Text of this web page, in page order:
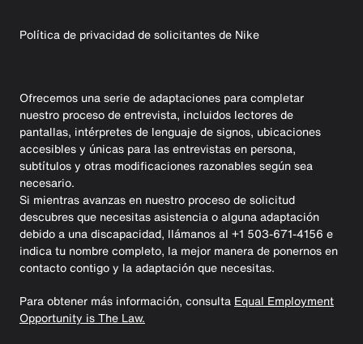
Política de privacidad de solicitantes de Nike
Ofrecemos una serie de adaptaciones para completar
nuestro proceso de entrevista, incluidos lectores de
pantallas, intérpretes de lenguaje de signos, ubicaciones
accesibles y únicas para las entrevistas en persona,
subtítulos y otras modificaciones razonables según sea
necesario.
Si mientras avanzas en nuestro proceso de solicitud
descubres que necesitas asistencia o alguna adaptación
debido a una discapacidad, llámanos al +1 503-671-4156 e
indica tu nombre completo, la mejor manera de ponernos en
contacto contigo y la adaptación que necesitas.
Para obtener más información, consulta Equal Employment
Opportunity is The Law.